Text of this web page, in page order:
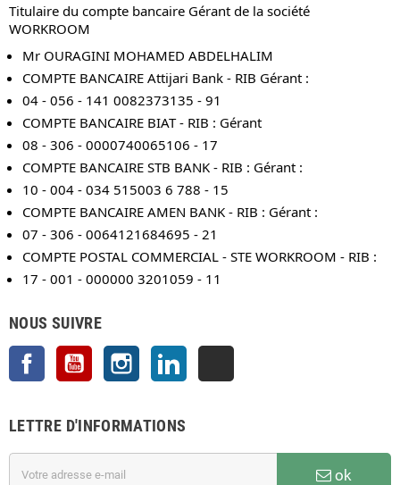
Titulaire du compte bancaire Gérant de la société
WORKROOM
Mr OURAGINI MOHAMED ABDELHALIM
COMPTE BANCAIRE Attijari Bank - RIB Gérant :
04 - 056 - 141 0082373135 - 91
COMPTE BANCAIRE BIAT - RIB : Gérant
08 - 306 - 0000740065106 - 17
COMPTE BANCAIRE STB BANK - RIB : Gérant :
10 - 004 - 034 515003 6 788 - 15
COMPTE BANCAIRE AMEN BANK - RIB : Gérant :
07 - 306 - 0064121684695 - 21
COMPTE POSTAL COMMERCIAL - STE WORKROOM - RIB :
17 - 001 - 000000 3201059 - 11
NOUS SUIVRE
Facebook YouTube Instagram
LETTRE D'INFORMATIONS
ok